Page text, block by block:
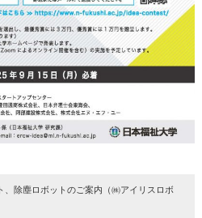
、除塵ロボットのご案内（㈱アイリスロボ